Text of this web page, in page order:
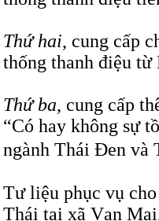
Thứ hai, cung cấp
thống thanh điệu
Thứ ba, cung cấp
“Có hay không sự
ngành Thái Đen và
Tư liệu phục vụ
Thái tại xã Vạn